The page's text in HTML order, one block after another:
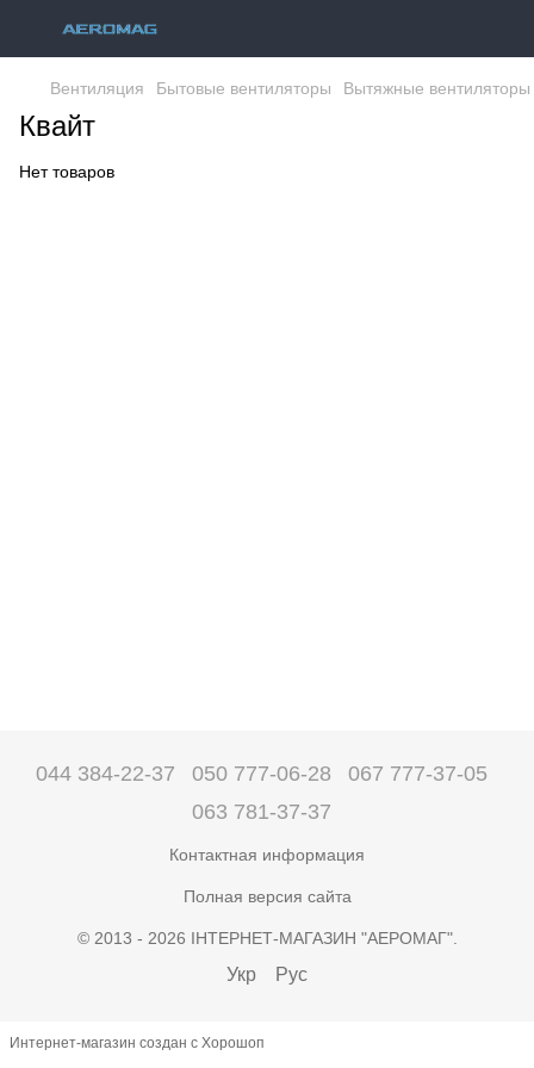
Вентиляция Бытовые вентиляторы Вытяжные вентиляторы
Квайт
Нет товаров
044 384-22-37 050 777-06-28
067 777-37-05
063 781-37-37
Контактная информация
Полная версия сайта
© 2013 - 2026 ІНТЕРНЕТ-МАГАЗИН "АЕРОМАГ".
Укр Рус
Интернет-магазин создан с Хорошоп